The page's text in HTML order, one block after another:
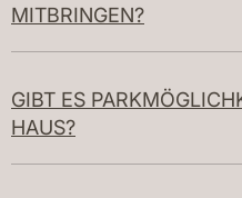
MITBRINGEN?
GIBT ES
HAUS?